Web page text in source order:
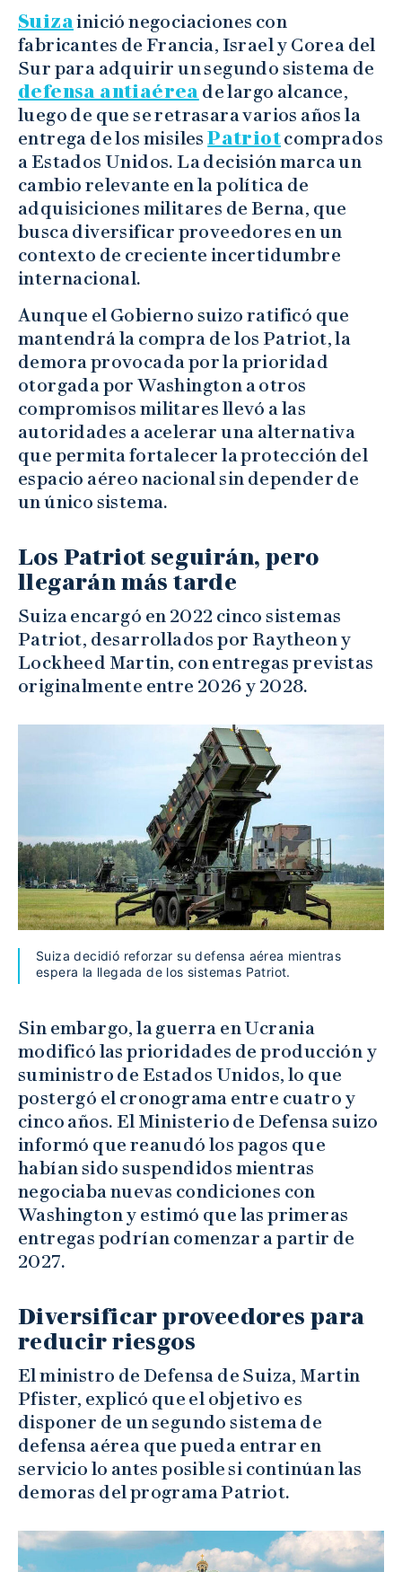
Suizainició negociaciones con
fabricantes de Francia, Israel y Corea del
Sur para adquirir un segundo sistema de
defensa antiaérea de largo alcance,
luego de que se retrasara varios años la
entrega de los misilesPatriotcomprados
a Estados Unidos. La decisión marca un
cambio relevante en la política de
adquisiciones militares de Berna, que
busca diversificar proveedores en un
contexto de creciente incertidumbre
internacional.
Aunque el Gobierno suizo ratificó que
mantendrá la compra de los Patriot, la
demora provocada por la prioridad
otorgada por Washington a otros
compromisos militares llevó a las
autoridades a acelerar una alternativa
que permita fortalecer la protección del
espacio aéreo nacional sin depender de
un único sistema.
Los Patriot seguirán, pero
llegarán más tarde
Suiza encargó en 2022 cinco sistemas
Patriot, desarrollados por Raytheon y
Lockheed Martin, con entregas previstas
originalmente entre 2026 y 2028.
Suiza decidió reforzar su defensa aérea mientras
espera la llegada de los sistemas Patriot.
Sin embargo, la guerra en Ucrania
modificó las prioridades de producción y
suministro de Estados Unidos, lo que
postergó el cronograma entre cuatro y
cinco años. El Ministerio de Defensa suizo
informó que reanudó los pagos que
habían sido suspendidos mientras
negociaba nuevas condiciones con
Washington y estimó que las primeras
entregas podrían comenzar a partir de
2027.
Diversificar proveedores para
reducir riesgos
El ministro de Defensa de Suiza, Martin
Pfister, explicó que el objetivo es
disponer de un segundo sistema de
defensa aérea que pueda entrar en
servicio lo antes posible si continúan las
demoras del programa Patriot.